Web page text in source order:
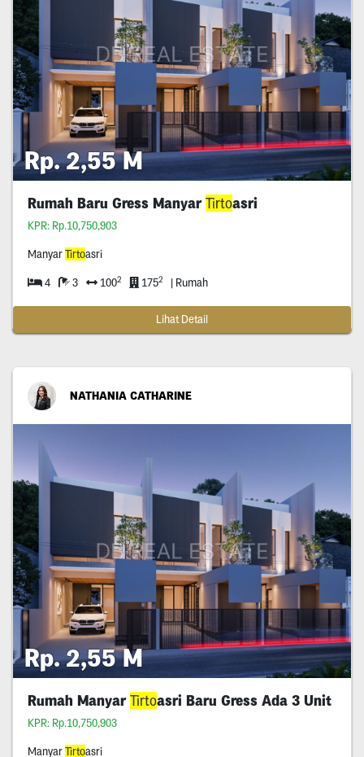
Rp. 2,55 M
Rumah Baru Gress ManyarTirtoasri
KPR: Rp.10,750,903
ManyarTirtoasri
4 3 1002 1752 | Rumah
Lihat Detail
NATHANIA CATHARINE
Rp. 2,55 M
Rumah ManyarTirtoasri Baru Gress Ada 3 Unit
KPR: Rp.10,750,903
ManyarTirtoasri